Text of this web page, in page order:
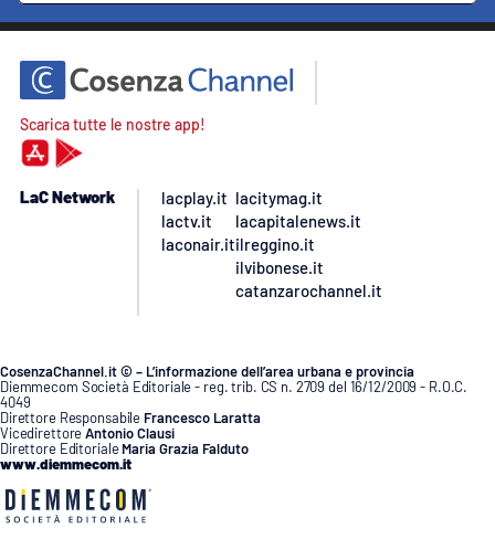
Scarica tutte le nostre app!
LaC Network
lacplay.it
lactv.it
laconair.it
lacitymag.it
lacapitalenews.it
ilreggino.it
ilvibonese.it
catanzarochannel.it
CosenzaChannel.it © – L’informazione dell’area urbana e provincia
Diemmecom Società Editoriale - reg. trib. CS n. 2709 del 16/12/2009 - R.O.C.
4049
Direttore Responsabile Francesco Laratta
VicedirettoreAntonio Clausi
Direttore Editoriale Maria Grazia Falduto
www.diemmecom.it